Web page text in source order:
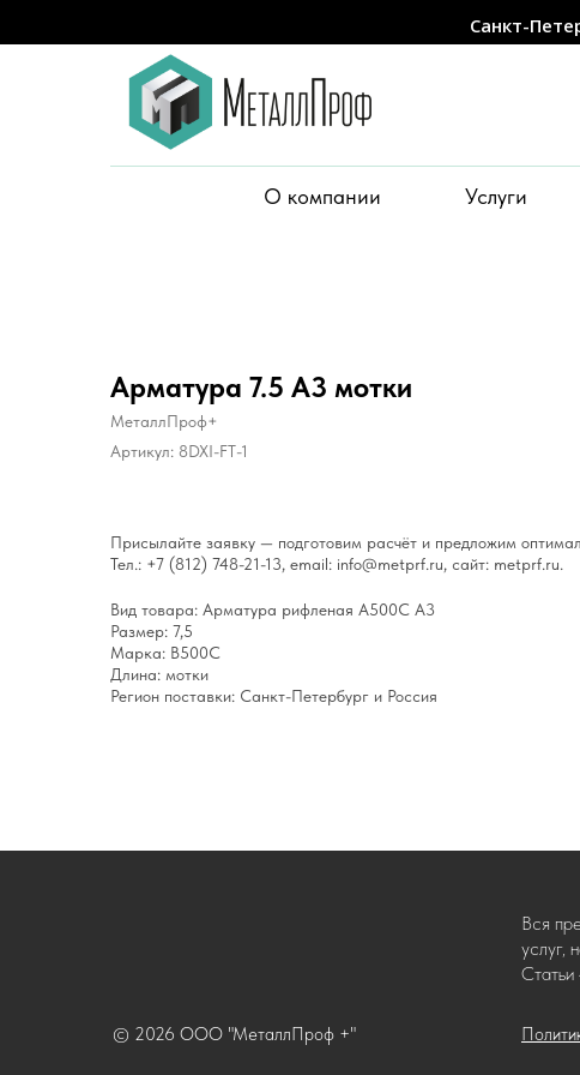
Санкт-
О компании Услуги
Арматура 7.5 А3 мотки
МеталлПроф+
Артикул: 8DXI-FT-1
Присылайте заявку — подготовим расчёт и предложим
Тел.: +7 (812) 748-21-13, email: info@metprf.ru, сайт: metprf.ru.
Вид товара: Арматура рифленая А500С А3
Размер: 7,5
Марка: В500С
Длина: мотки
Регион поставки: Санкт-Петербург и Россия
© 2026 ООО "МеталлПроф +"
Вся
услуг,